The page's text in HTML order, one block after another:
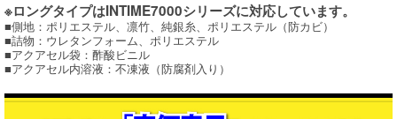
※ロングタイプはINTIME7000シリーズに対応しています。
■側地：ポリエステル、凛竹、純銀糸、ポリエステル（防カビ）
■詰物：ウレタンフォーム、ポリエステル
■アクアセル袋：酢酸ビニル
■アクアセル内溶液：不凍液（防腐剤入り）